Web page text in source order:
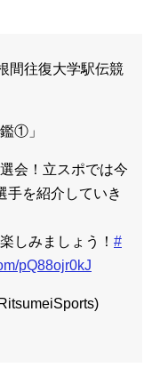
間往復大学駅伝競
①」
会！立スポでは今
手を紹介していき
しみましょう！ #
pQ88ojr0kJ